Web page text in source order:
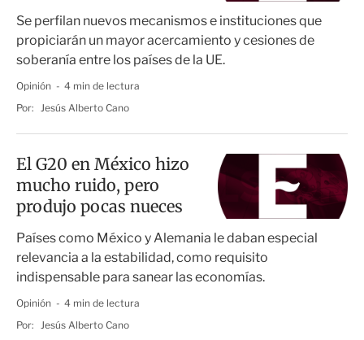
Se perfilan nuevos mecanismos e instituciones que
propiciarán un mayor acercamiento y cesiones de
soberanía entre los países de la UE.
Opinión
4 min de lectura
Por: Jesús Alberto Cano
El G20 en México hizo
mucho ruido, pero
produjo pocas nueces
Países como México y Alemania le daban especial
relevancia a la estabilidad, como requisito
indispensable para sanear las economías.
Opinión
4 min de lectura
Por: Jesús Alberto Cano